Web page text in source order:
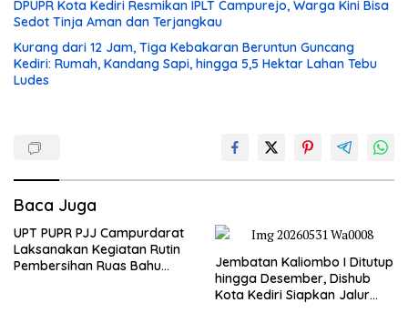
DPUPR Kota Kediri Resmikan IPLT Campurejo, Warga Kini Bisa
Sedot Tinja Aman dan Terjangkau
Kurang dari 12 Jam, Tiga Kebakaran Beruntun Guncang
Kediri: Rumah, Kandang Sapi, hingga 5,5 Hektar Lahan Tebu
Ludes
Baca Juga
UPT PUPR PJJ Campurdarat
Laksanakan Kegiatan Rutin
Pembersihan Ruas Bahu
Jembatan Kaliombo I Ditutup
hingga Desember, Dishub
Kota Kediri Siapkan Jalur